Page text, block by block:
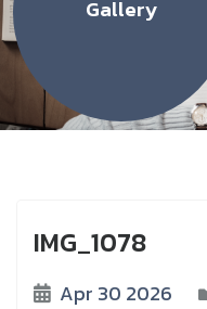
Gallery
IMG_1078
Apr 30 2026